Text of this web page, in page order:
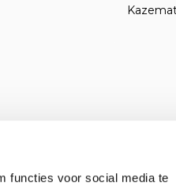
functies voor social media te